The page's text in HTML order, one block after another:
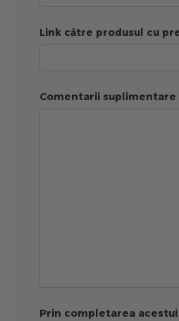
Link către produsul cu
Comentarii suplimentare
Prin completarea